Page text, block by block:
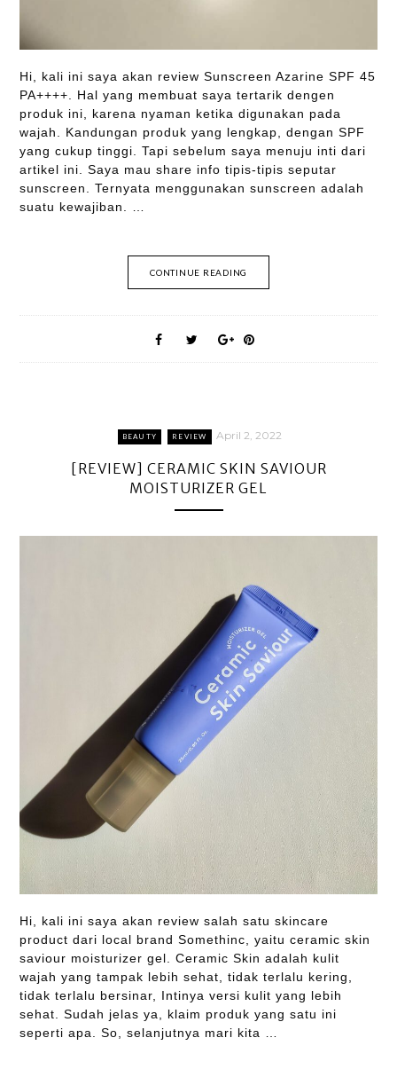
Hi, kali ini saya akan review Sunscreen Azarine SPF 45
PA++++. Hal yang membuat saya tertarik dengen
produk ini, karena nyaman ketika digunakan pada
wajah. Kandungan produk yang lengkap, dengan SPF
yang cukup tinggi. Tapi sebelum saya menuju inti dari
artikel ini. Saya mau share info tipis-tipis seputar
sunscreen. Ternyata menggunakan sunscreen adalah
suatu kewajiban. …
CONTINUE READING
BEAUTY REVIEW April 2, 2022
[REVIEW] CERAMIC SKIN SAVIOUR
MOISTURIZER GEL
Hi, kali ini saya akan review salah satu skincare
product dari local brand Somethinc, yaitu ceramic skin
saviour moisturizer gel. Ceramic Skin adalah kulit
wajah yang tampak lebih sehat, tidak terlalu kering,
tidak terlalu bersinar, Intinya versi kulit yang lebih
sehat. Sudah jelas ya, klaim produk yang satu ini
seperti apa. So, selanjutnya mari kita …